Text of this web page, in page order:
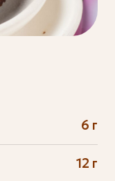
6 г
12 г